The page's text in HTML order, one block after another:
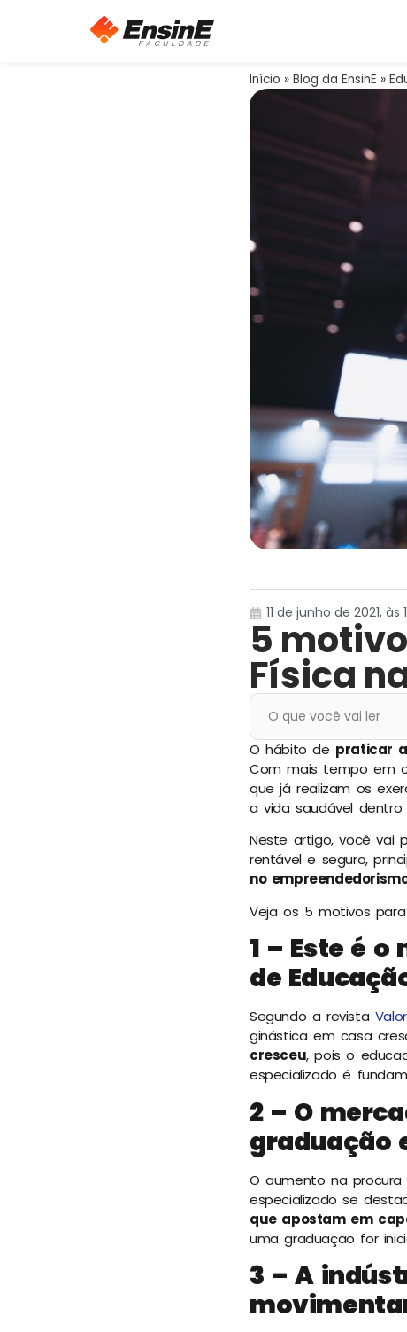
Início » Blog da EnsinE »
11 de junho de 2021, às
5
Física
O que você vai ler
O hábito de praticar
Com mais tempo em
que já realizam os
a vida saudável
Neste artigo, você vai
rentável e seguro,
no
Veja os 5 motivos
1 – Este é
de
Segundo a revista
ginástica em casa
cresceu, pois o
especializado é
2 – O
graduação
O aumento na
especializado se
que apostam em
uma graduação for
3 – A